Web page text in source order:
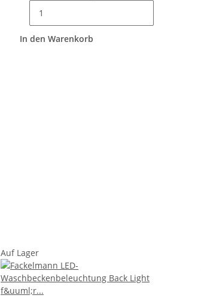
In den Warenkorb
Auf Lager